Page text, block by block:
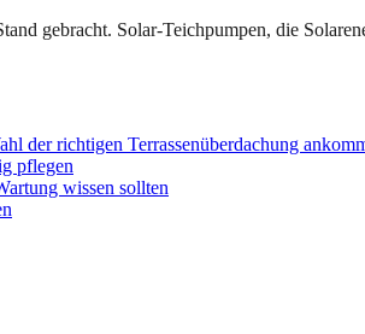
gebracht. Solar-Teichpumpen, die
der richtigen Terrassenüberdachung
pflegen
wissen sollten